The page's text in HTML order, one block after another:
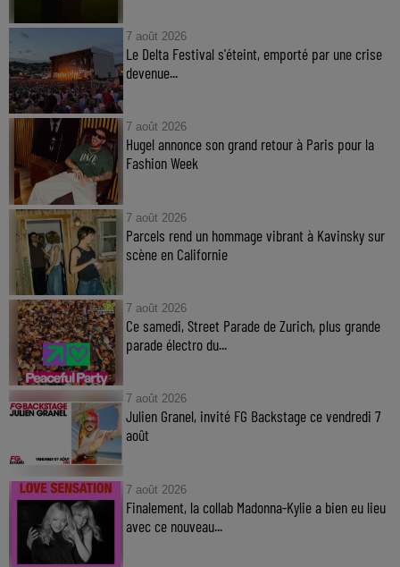
7 août 2026
Le Delta Festival s'éteint, emporté par une crise
devenue...
7 août 2026
Hugel annonce son grand retour à Paris pour la
Fashion Week
7 août 2026
Parcels rend un hommage vibrant à Kavinsky sur
scène en Californie
7 août 2026
Ce samedi, Street Parade de Zurich, plus grande
parade électro du...
7 août 2026
Julien Granel, invité FG Backstage ce vendredi 7
août
7 août 2026
Finalement, la collab Madonna-Kylie a bien eu lieu
avec ce nouveau...